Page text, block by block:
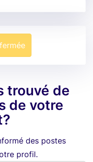
trouvé de
de votre
des postes
profil.